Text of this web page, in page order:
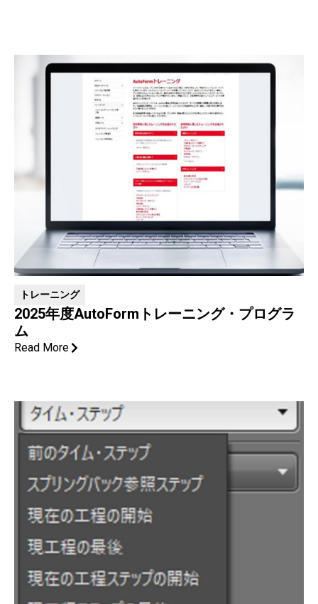
トレーニング
2025年度AutoFormトレーニング・プログラ
ム
Read More